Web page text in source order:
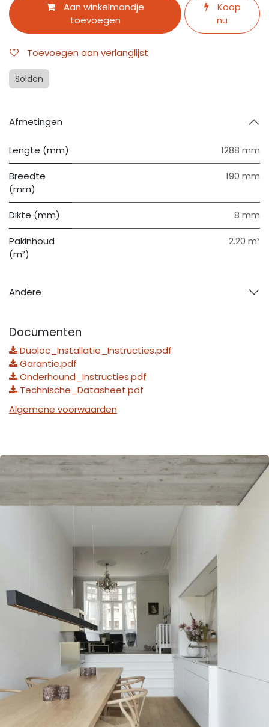
Aan winkelmandje
toevoegen
Koop
nu
Toevoegen aan verlanglijst
Solden
Afmetingen
Lengte (mm) 1288 mm
Breedte
(mm)
190 mm
Dikte (mm) 8 mm
Pakinhoud
(m²)
2.20 m²
Andere
Documenten
Duoloc_Installatie_Instructies.pdf
Garantie.pdf
Onderhound_Instructies.pdf
Technische_Datasheet.pdf
Algemene voorwaarden